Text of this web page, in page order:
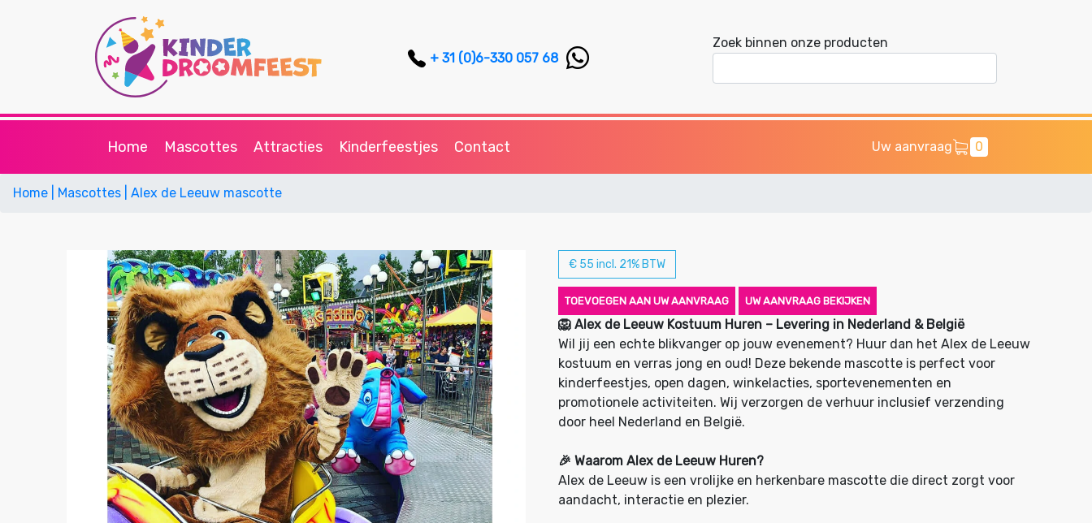
+ 31 (0)6-330 057 68
Zoek binnen onze producten
Home Mascottes Attracties Kinderfeestjes Contact Uw aanvraag 0
Home | Mascottes | Alex de Leeuw mascotte
€ 55 incl. 21% BTW
TOEVOEGEN AAN UW AANVRAAG UW AANVRAAG BEKIJKEN
🦁 Alex de Leeuw Kostuum Huren – Levering in Nederland & België
Wil jij een echte blikvanger op jouw evenement? Huur dan het Alex de Leeuw
kostuum en verras jong en oud! Deze bekende mascotte is perfect voor
kinderfeestjes, open dagen, winkelacties, sportevenementen en
promotionele activiteiten. Wij verzorgen de verhuur inclusief verzending
door heel Nederland en België.
🎉 Waarom Alex de Leeuw Huren?
Alex de Leeuw is een vrolijke en herkenbare mascotte die direct zorgt voor
aandacht, interactie en plezier.